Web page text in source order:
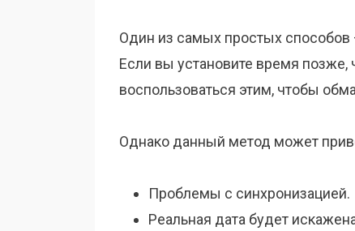
Один из самых простых способов
Если вы установите время
воспользоваться этим, чтобы
Однако данный метод может
Проблемы с синхронизацией.
Реальная дата будет